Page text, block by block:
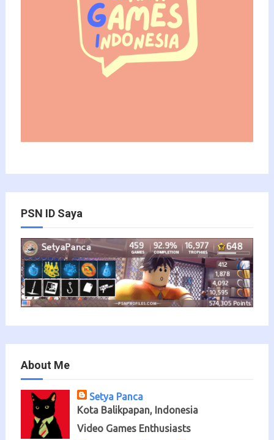
PSN ID Saya
About Me
Setya Panca
Kota Balikpapan, Indonesia
Video Games Enthusiasts